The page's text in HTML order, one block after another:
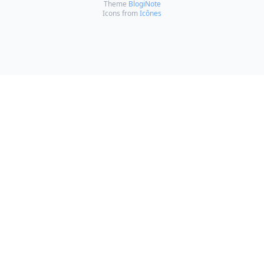
Theme BlogiNote
Icons fromIcônes